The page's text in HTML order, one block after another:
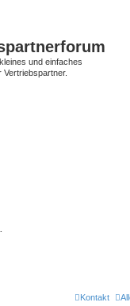
und einfaches
Vertriebspartner.
Kontakt